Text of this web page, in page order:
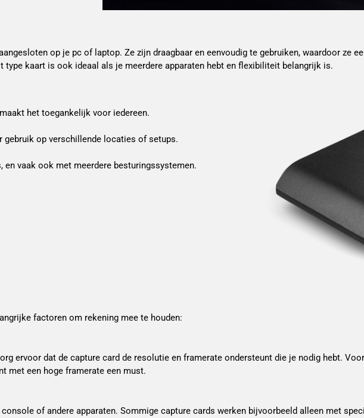
op je pc of laptop. Ze zijn draagbaar en eenvoudig te gebruiken, waardoor ze
kaart is ook ideaal als je meerdere apparaten hebt en flexibiliteit belangrijk is.
het toegankelijk voor iedereen.
op verschillende locaties of setups.
vaak ook met meerdere besturingssystemen.
factoren om rekening mee te houden:
ervoor dat de capture card de resolutie en framerate ondersteunt die je nodig hebt.
met een hoge framerate een must.
of andere apparaten. Sommige capture cards werken bijvoorbeeld alleen met